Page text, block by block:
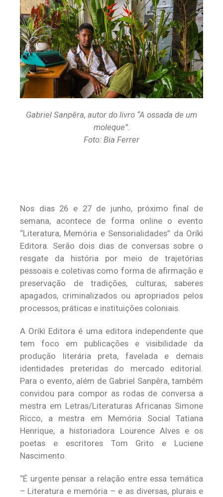
Gabriel Sanpêra, autor do livro “A ossada de um
moleque”.
Foto: Bia Ferrer
Nos dias 26 e 27 de junho, próximo final de
semana, acontece de forma online o evento
“Literatura, Memória e Sensorialidades” da Oríkì
Editora. Serão dois dias de conversas sobre o
resgate da história por meio de trajetórias
pessoais e coletivas como forma de afirmação e
preservação de tradições, culturas, saberes
apagados, criminalizados ou apropriados pelos
processos, práticas e instituições coloniais.
A Oríkì Editora é uma editora independente que
tem foco em publicações e visibilidade da
produção literária preta, favelada e demais
identidades preteridas do mercado editorial.
Para o evento, além de Gabriel Sanpêra, também
convidou para compor as rodas de conversa a
mestra em Letras/Literaturas Africanas Simone
Ricco, a mestra em Memória Social Tatiana
Henrique, a historiadora Lourence Alves e os
poetas e escritores Tom Grito e Luciene
Nascimento.
“É urgente pensar a relação entre essa temática
– Literatura e memória – e as diversas, plurais e